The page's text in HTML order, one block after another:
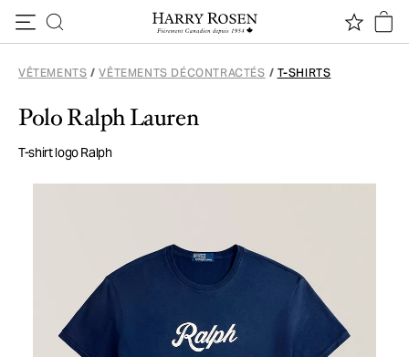
VÊTEMENTS / VÊTEMENTS DÉCONTRACTÉS / T-SHIRTS
Polo Ralph Lauren
T-shirt logo Ralph